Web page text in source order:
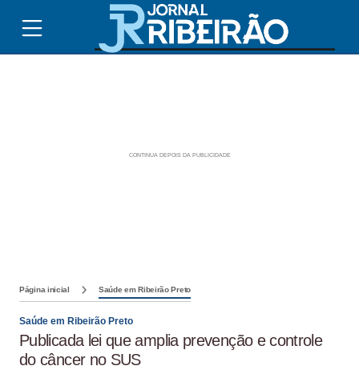
Página inicial Saúde em Ribeirão Preto
Saúde em Ribeirão Preto
Publicada lei que amplia prevenção e controle
do câncer no SUS